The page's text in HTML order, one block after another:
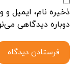
ذخیره نام، ایمیل و
دوباره دیدگاهی
فرستادن دیدگاه